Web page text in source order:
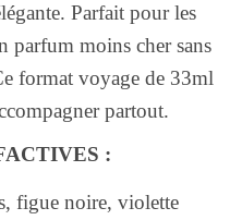
Parfait pour les
parfum moins cher sans
format voyage de 33ml
partout.
:
figue noire, violette